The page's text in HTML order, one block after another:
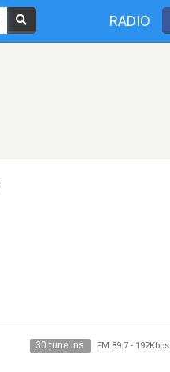
RADIO
30 tune ins FM 89.7- 192Kbps